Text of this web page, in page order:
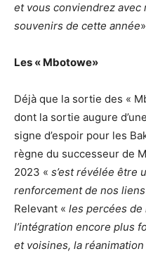
et vous conviendrez
souvenirs de cette année
Les « Mbotowe»
Déjà que la sortie des «
dont la sortie augure
signe d’espoir pour les
règne du successeur de
2023 « s’est révélée être
renforcement de nos
Relevant « les percées
l’intégration encore plus
et voisines, la